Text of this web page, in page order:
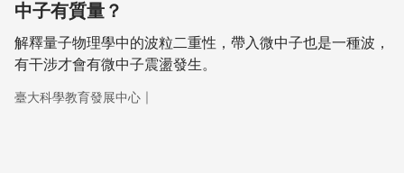
中子有質量？
解釋量子物理學中的波粒二重性，帶入微中子也是一種波，
有干涉才會有微中子震盪發生。
臺大科學教育發展中心 ｜